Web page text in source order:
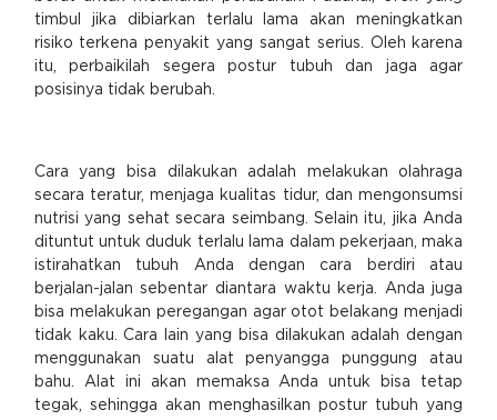
timbul jika dibiarkan terlalu lama akan meningkatkan
risiko terkena penyakit yang sangat serius. Oleh karena
itu, perbaikilah segera postur tubuh dan jaga agar
posisinya tidak berubah.
Cara yang bisa dilakukan adalah melakukan olahraga
secara teratur, menjaga kualitas tidur, dan mengonsumsi
nutrisi yang sehat secara seimbang. Selain itu, jika Anda
dituntut untuk duduk terlalu lama dalam pekerjaan, maka
istirahatkan tubuh Anda dengan cara berdiri atau
berjalan-jalan sebentar diantara waktu kerja. Anda juga
bisa melakukan peregangan agar otot belakang menjadi
tidak kaku. Cara lain yang bisa dilakukan adalah dengan
menggunakan suatu alat penyangga punggung atau
bahu. Alat ini akan memaksa Anda untuk bisa tetap
tegak, sehingga akan menghasilkan postur tubuh yang